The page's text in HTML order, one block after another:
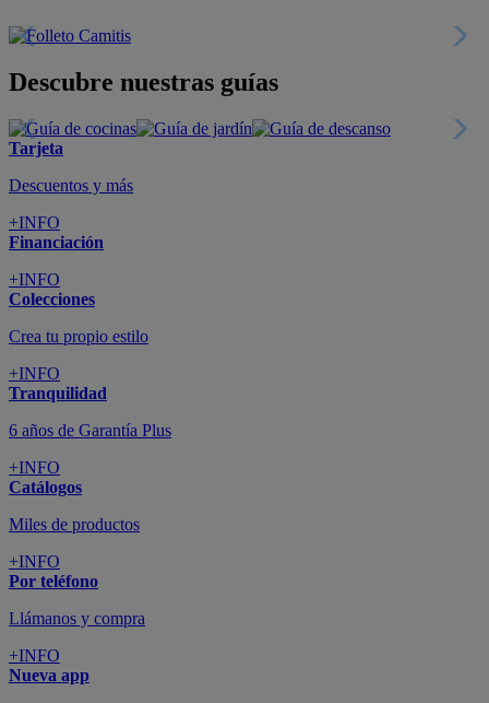
Descubre nuestras guías
Tarjeta
Descuentos y más
+INFO
Financiación
+INFO
Colecciones
Crea tu propio estilo
+INFO
Tranquilidad
6 años de Garantía Plus
+INFO
Catálogos
Miles de productos
+INFO
Por teléfono
Llámanos y compra
+INFO
Nueva app